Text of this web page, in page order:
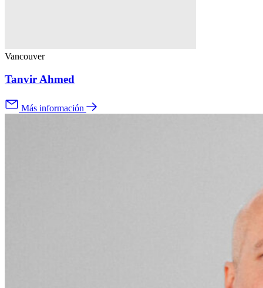
Vancouver
Tanvir Ahmed
Más información